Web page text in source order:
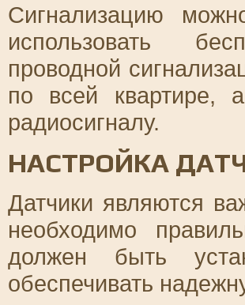
Сигнализацию
использовать
проводной
по всей квартире,
радиосигналу.
НАСТРОЙКА
Датчики являются
необходимо
должен быть
обеспечивать